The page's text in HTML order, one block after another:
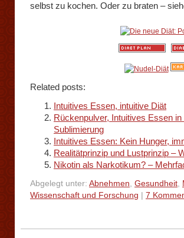
selbst zu kochen. Oder zu braten –
Related posts:
Intuitives Essen, intuitive Diät
Rückenpulver, Intuitives Essen
Sublimierung
Intuitives Essen: Kein Hunger,
Realitätprinzip und Lustprinzip –
Nikotin als Narkotikum? –
Abgelegt unter: Abnehmen, Gesundheit,
Wissenschaft und Forschung
7